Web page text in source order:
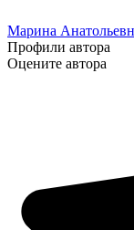
Марина
Профили автора
Оцените автора